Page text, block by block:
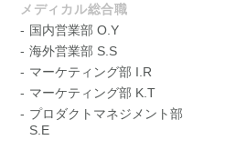
メディカル総合職
国内営業部 O.Y
海外営業部 S.S
マーケティング部 I.R
マーケティング部 K.T
プロダクトマネジメント部
S.E